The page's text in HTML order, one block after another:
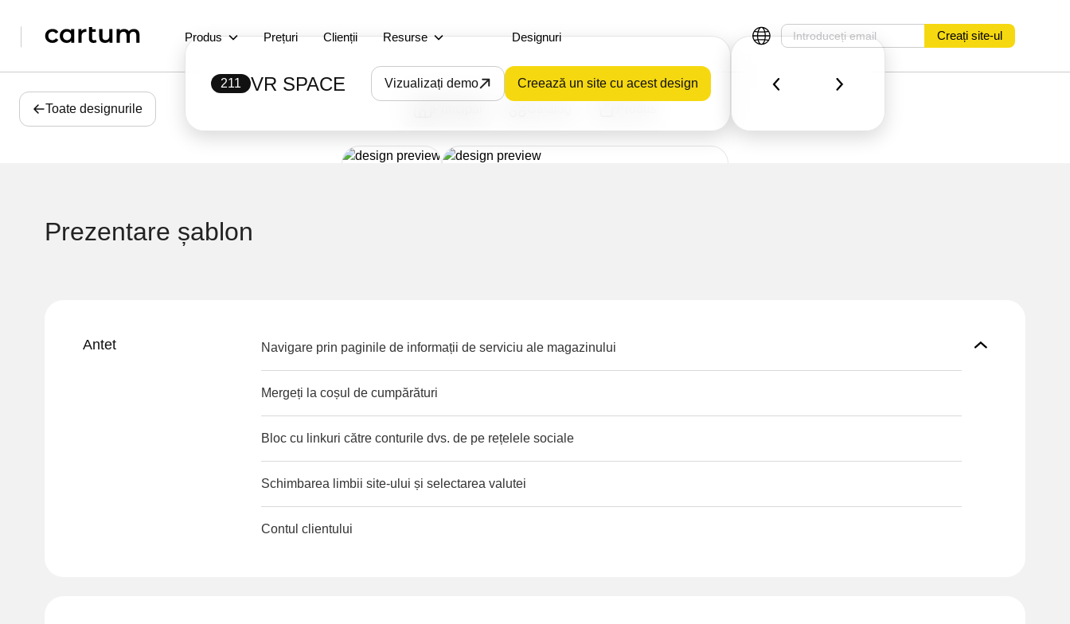
Produs Prețuri Clienții Resurse Designuri Creați site-ul
Toate designurile
211 VR SPACE Vizualizați demo Creează un site cu acest design
Prezentare șablon
Antet Navigare prin paginile de informații de serviciu ale magazinului
Mergeți la coșul de cumpărături
Bloc cu linkuri către conturile dvs. de pe rețelele sociale
Schimbarea limbii site-ului și selectarea valutei
Contul clientului